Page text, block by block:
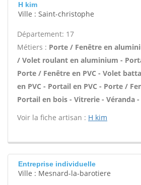
H kim
Ville : Saint-christophe
Département: 17
Métiers : Porte / Fenêtre en
/ Volet roulant en aluminium -
Porte / Fenêtre en PVC - Volet
en PVC - Portail en PVC - Porte /
Portail en bois - Vitrerie - Véranda
Voir la fiche artisan : H kim
Entreprise individuelle
Ville : Mesnard-la-barotiere